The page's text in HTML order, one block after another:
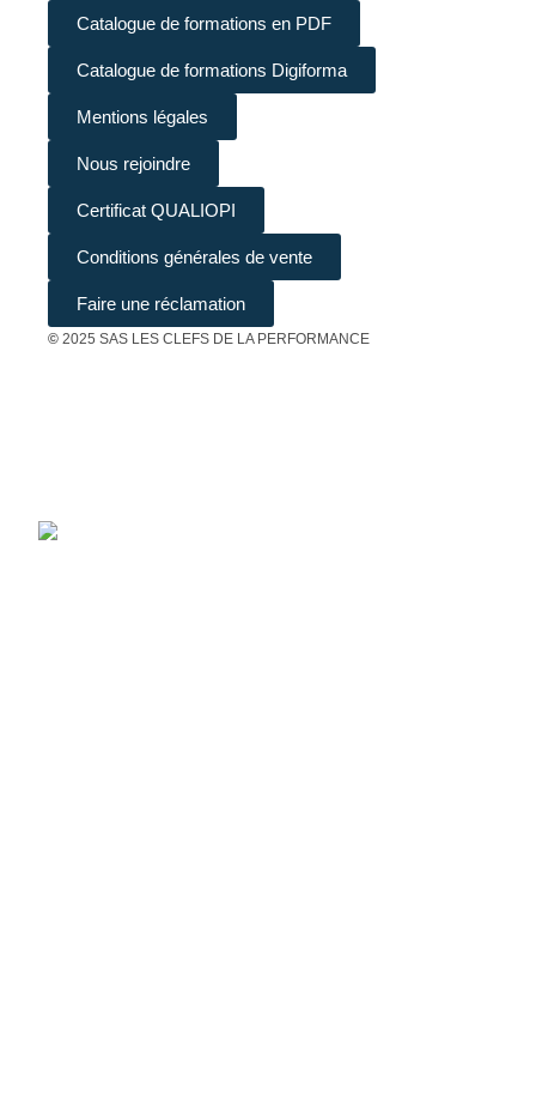
Catalogue de formations en PDF
Catalogue de formations Digiforma
Mentions légales
Nous rejoindre
Certificat QUALIOPI
Conditions générales de vente
Faire une réclamation
© 2025 SAS LES CLEFS DE LA PERFORMANCE